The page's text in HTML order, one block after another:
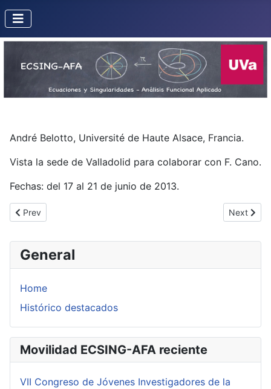
General
Home
Histórico destacados
Movilidad ECSING-AFA reciente
VII Congreso de Jóvenes Investigadores de la
André Belotto, Université de Haute Alsace, Francia.
Vista la sede de Valladolid para colaborar con F. Cano.
Fechas: del 17 al 21 de junio de 2013.
Previous article: Aurélien Alvarez
Prev Next
Next